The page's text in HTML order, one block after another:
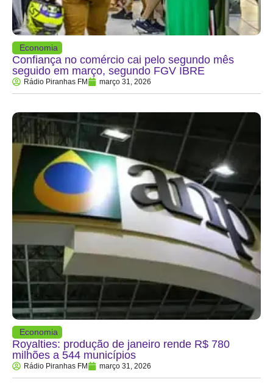
Economia
Confiança no comércio cai pelo segundo mês
seguido em março, segundo FGV IBRE
Rádio Piranhas FM março 31, 2026
Economia
Royalties: produção de janeiro rende R$ 780
milhões a 544 municípios
Rádio Piranhas FM março 31, 2026